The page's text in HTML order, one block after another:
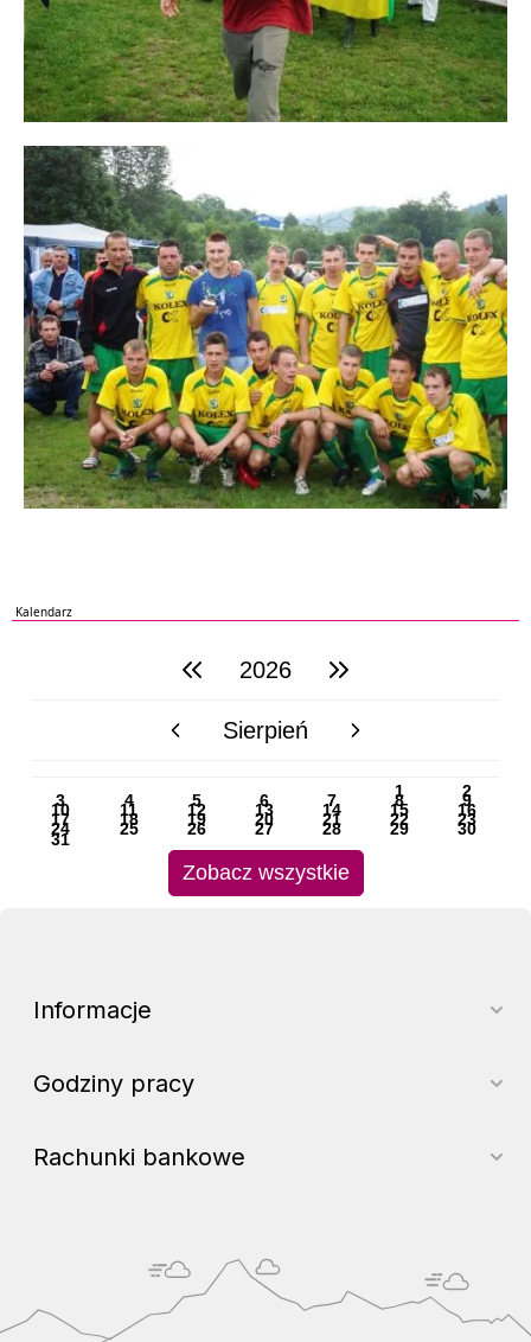
Kalendarz
poprzedni rok2026 następny rok
poprzedni miesiącSierpień następny miesiąc
1 2
3 4 5 6 7 8 9
10 11 12 13 14 15 16
17 18 19 20 21 22 23
24 25 26 27 28 29 30
31
Zobacz wszystkie
Informacje
Godziny pracy
Rachunki bankowe